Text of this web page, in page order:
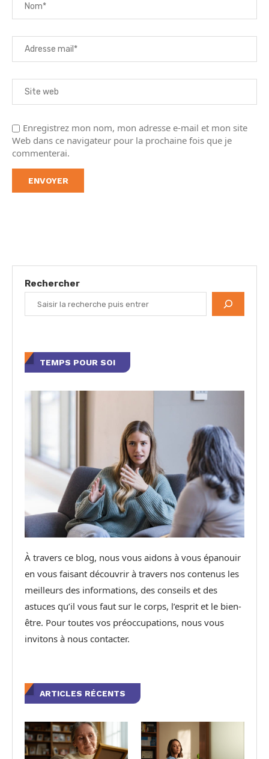
Enregistrez mon nom, mon adresse e-mail et mon site
Web dans ce navigateur pour la prochaine fois que je
commenterai.
Rechercher
TEMPS POUR SOI
À travers ce blog, nous vous aidons à vous épanouir
en vous faisant découvrir à travers nos contenus les
meilleurs des informations, des conseils et des
astuces qu’il vous faut sur le corps, l’esprit et le bien-
être. Pour toutes vos préoccupations, nous vous
invitons à nous contacter.
ARTICLES RÉCENTS